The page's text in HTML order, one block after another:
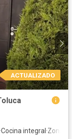
ACTUALIZADO
·Cocina integral ·Zona